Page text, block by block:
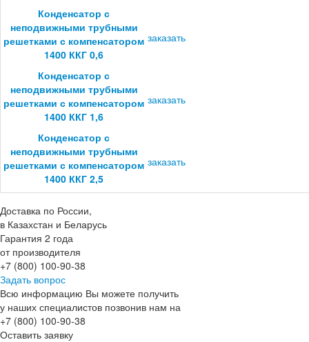
Конденсатор с
неподвижными трубными
решетками с компенсатором
1400 ККГ 0,6
заказать
Конденсатор с
неподвижными трубными
решетками с компенсатором
1400 ККГ 1,6
заказать
Конденсатор с
неподвижными трубными
решетками с компенсатором
1400 ККГ 2,5
заказать
Доставка по России,
в Казахстан и Беларусь
Гарантия 2 года
от производителя
+7 (800) 100-90-38
Задать вопрос
Всю информацию Вы можете получить
у наших специалистов позвонив нам на
+7 (800) 100-90-38
Оставить заявку